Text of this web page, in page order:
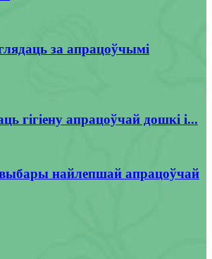
за апрацоўчымі
гігіену апрацоўчай дошкі і...
выбары найлепшай апрацоўчай